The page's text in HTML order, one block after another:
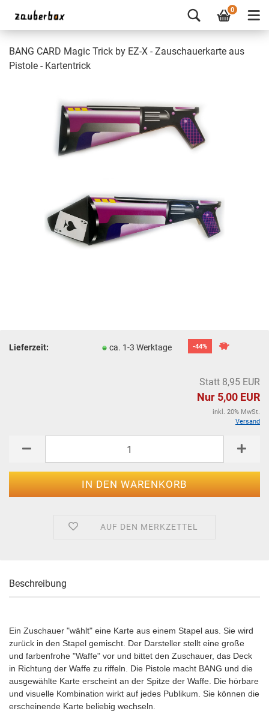
0
BANG CARD Magic Trick by EZ-X - Zauschauerkarte aus
Pistole - Kartentrick
-44%
Lieferzeit: ca. 1-3 Werktage
Statt 8,95 EUR
Nur 5,00 EUR
inkl. 20% MwSt.
Versand
AUF DEN MERKZETTEL
Beschreibung
Ein Zuschauer "wählt" eine Karte aus einem Stapel aus. Sie wird
zurück in den Stapel gemischt. Der Darsteller stellt eine große
und farbenfrohe "Waffe" vor und bittet den Zuschauer, das Deck
in Richtung der Waffe zu riffeln. Die Pistole macht BANG und die
ausgewählte Karte erscheint an der Spitze der Waffe. Die hörbare
und visuelle Kombination wirkt auf jedes Publikum. Sie können die
erscheinende Karte beliebig wechseln.